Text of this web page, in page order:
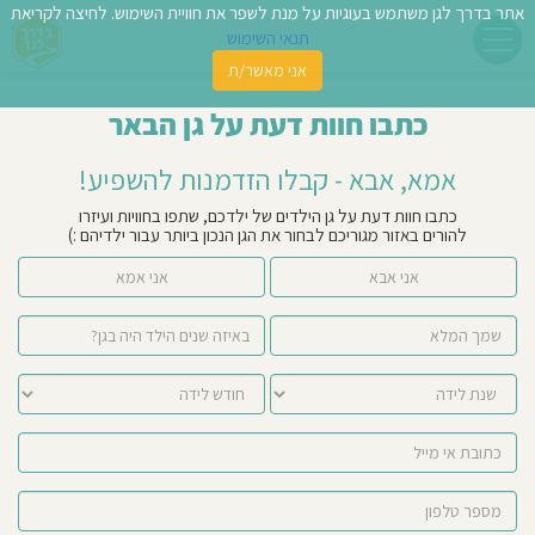
כתבו חוות דעת על גן הבאר
אמא, אבא - קבלו הזדמנות להשפיע!
כתבו חוות דעת על גן הילדים של ילדכם, שתפו בחוויות ועיזרו
להורים באזור מגוריכם לבחור את הגן הנכון ביותר עבור ילדיהם :)
אני אמא אני אבא
אתר בדרך לגן משתמש בעוגיות על מנת לשפר את חוויית השימוש. לחיצה לקריאת
תנאי השימוש
אני מאשר/ת